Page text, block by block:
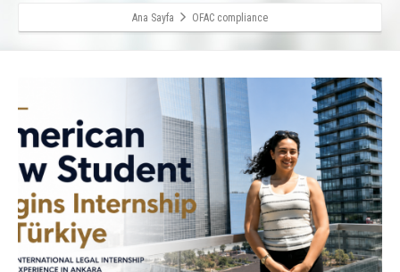
Ana Sayfa OFAC compliance